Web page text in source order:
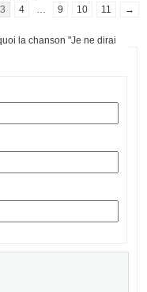
3 4 9 10 11 →
la chanson "Je ne dirai